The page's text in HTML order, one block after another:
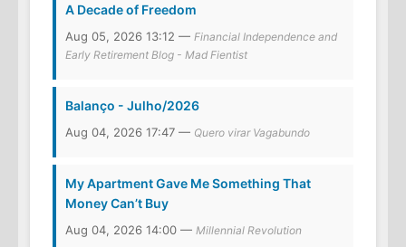
A Decade of Freedom
Aug 05, 2026 13:12 — Financial Independence and
Early Retirement Blog - Mad Fientist
Balanço - Julho/2026
Aug 04, 2026 17:47 — Quero virar Vagabundo
My Apartment Gave Me Something That
Money Can’t Buy
Aug 04, 2026 14:00 — Millennial Revolution